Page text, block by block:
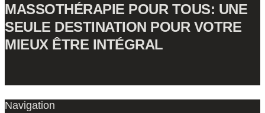
MASSOTHÉRAPIE POUR TOUS: UNE
SEULE DESTINATION POUR VOTRE
MIEUX ÊTRE INTÉGRAL
Navigation